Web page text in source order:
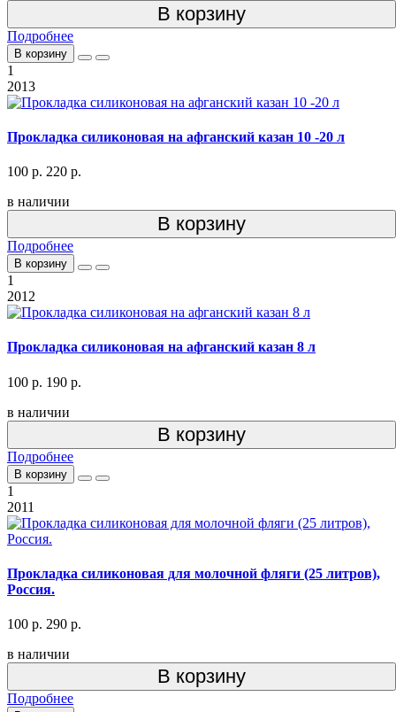
В корзину
Подробнее
В корзину
1
2013
Прокладка силиконовая на афганский казан 10 -20 л
100 р. 220 р.
в наличии
В корзину
Подробнее
В корзину
1
2012
Прокладка силиконовая на афганский казан 8 л
100 р. 190 р.
в наличии
В корзину
Подробнее
В корзину
1
2011
Прокладка силиконовая для молочной фляги (25 литров),
Россия.
100 р. 290 р.
в наличии
В корзину
Подробнее